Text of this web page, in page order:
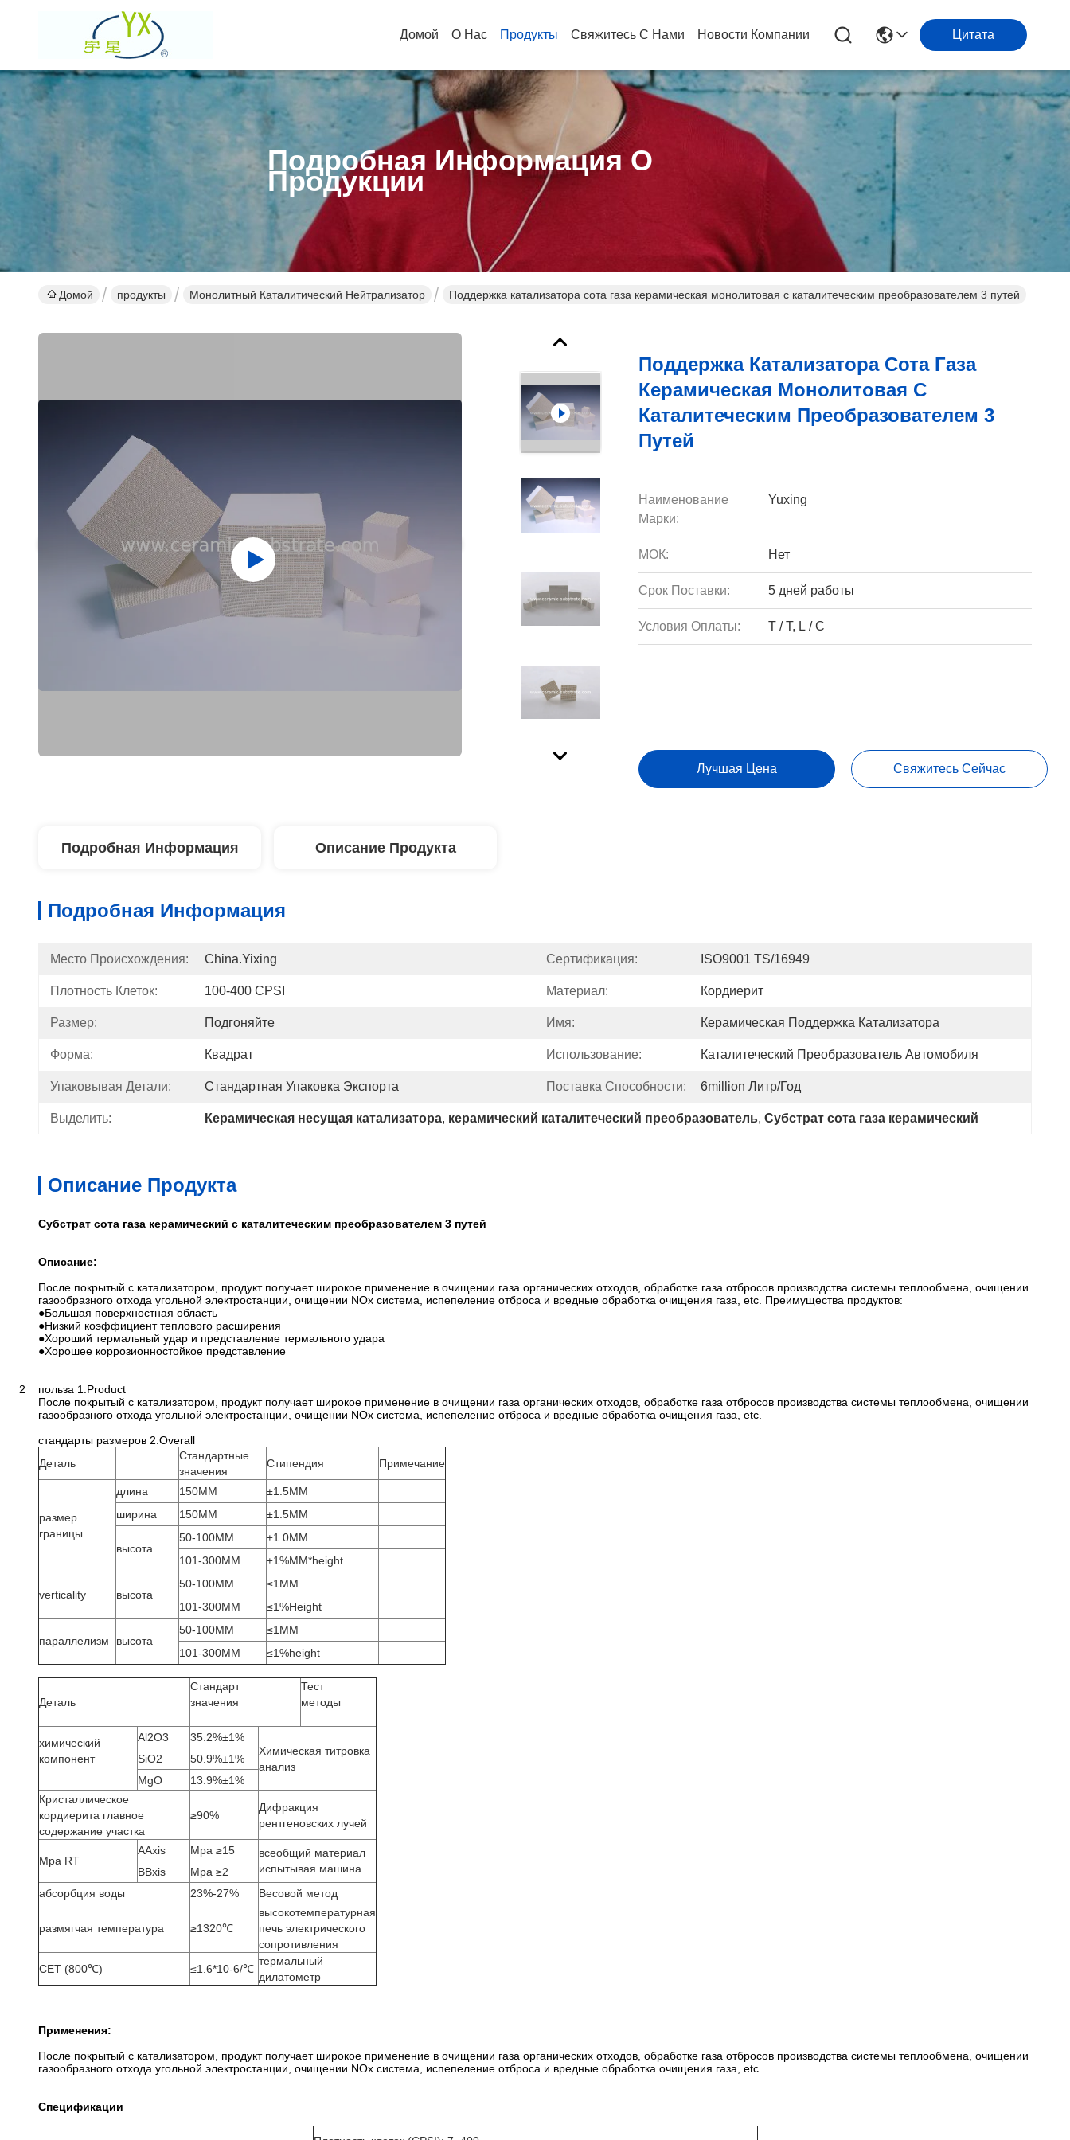
Домой О Нас Продукты Свяжитесь С Нами Новости Компании Цитата
Подробная Информация О
Продукции
Домой продукты Монолитный Каталитический Нейтрализатор Поддержка катализатора сота газа керамическая монолитовая с каталитеческим преобразователем 3 путей
Поддержка Катализатора Сота Газа
Керамическая Монолитовая С
Каталитеческим Преобразователем 3
Путей
Наименование
Марки:
Yuxing
МОК: Нет
Срок Поставки: 5 дней работы
Условия Оплаты: T / T, L / C
Лучшая Цена Свяжитесь Сейчас
Подробная Информация Описание Продукта
Подробная Информация
Место Происхождения: China.Yixing Сертификация: ISO9001 TS/16949
Плотность Клеток: 100-400 CPSI Материал: Кордиерит
Размер: Подгоняйте Имя: Керамическая Поддержка Катализатора
Форма: Квадрат Использование: Каталитеческий Преобразователь Автомобиля
Упаковывая Детали: Стандартная Упаковка Экспорта Поставка Способности: 6million Литр/год
Выделить: Керамическая несущая катализатора, керамический каталитеческий преобразователь, Субстрат сота газа керамический
Описание Продукта
Субстрат сота газа керамический с каталитеческим преобразователем 3 путей
Описание:
После покрытый с катализатором, продукт получает широкое применение в очищении газа органических отходов, обработке газа отбросов производства системы теплообмена, очищении
газообразного отхода угольной электростанции, очищении NOx система, испепеление отброса и вредные обработка очищения газа, etc. Преимущества продуктов:
●Большая поверхностная область
●Низкий коэффициент теплового расширения
●Хороший термальный удар и представление термального удара
●Хорошее коррозионностойкое представление
2 польза 1.Product
После покрытый с катализатором, продукт получает широкое применение в очищении газа органических отходов, обработке газа отбросов производства системы теплообмена, очищении
газообразного отхода угольной электростанции, очищении NOx система, испепеление отброса и вредные обработка очищения газа, etc.
стандарты размеров 2.Overall
Деталь
Стандартные
значения
Стипендия Примечание
размер
границы
длина 150MM
±1.5MM
ширина
150MM ±1.5MM
высота
50-100MM
±1.0MM
101-300MM
±1%MM*height
verticality высота
50-100MM
≤1MM
101-300MM
≤1%Height
параллелизм высота
50-100MM
≤1MM
101-300MM
≤1%height
Деталь
Стандарт
значения
Тест
методы
химический
компонент
Al2O3
35.2%±1%
Химическая титровка
анализ
SiO2
50.9%±1%
MgO
13.9%±1%
Кристаллическое
кордиерита главное
содержание участка
≥90%
Дифракция
рентгеновских лучей
Mpa RT
AAxis Mpa ≥15
всеобщий материал
испытывая машина
BBxis
Mpa ≥2
абсорбция воды
23%-27% Весовой метод
размягчая температура ≥1320℃
высокотемпературная
печь электрического
сопротивления
CET (800℃)
≤1.6*10-6/℃
термальный
дилатометр
Применения:
После покрытый с катализатором, продукт получает широкое применение в очищении газа органических отходов, обработке газа отбросов производства системы теплообмена, очищении
газообразного отхода угольной электростанции, очищении NOx система, испепеление отброса и вредные обработка очищения газа, etc.
Спецификации